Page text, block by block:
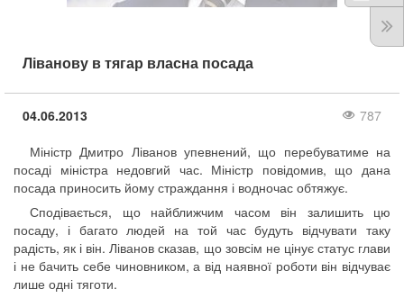
Ліванову в тягар власна посада
04.06.2013
787
Міністр Дмитро Ліванов упевнений, що перебуватиме на
посаді міністра недовгий час. Міністр повідомив, що дана
посада приносить йому страждання і водночас обтяжує.
Сподівається, що найближчим часом він залишить цю
посаду, і багато людей на той час будуть відчувати таку
радість, як і він. Ліванов сказав, що зовсім не цінує статус глави
і не бачить себе чиновником, а від наявної роботи він відчуває
лише одні тяготи.